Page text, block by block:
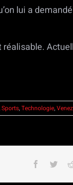
lui a
Sports,Technologie,
Facebook